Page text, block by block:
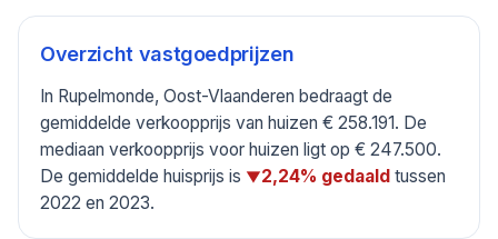
Overzicht vastgoedprijzen
In Rupelmonde, Oost-Vlaanderen bedraagt de
gemiddelde verkoopprijs van huizen € 258.191. De
mediaan verkoopprijs voor huizen ligt op € 247.500.
De gemiddelde huisprijs is ▼2,24% gedaald tussen
2022 en 2023.